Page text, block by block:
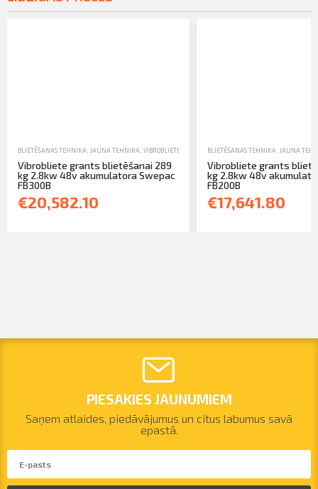
BLIETĒŠANAS TEHNIKA JAUNA TEHNIKA VIBROBLIETES
Vibrobliete grants blietēšanai 289
kg 2.8kw 48v akumulatora Swepac
FB300B
€20,582.10
BLIETĒŠANAS TEHNIKA JAUNA
Vibrobliete grants
kg 2.8kw 48v
FB200B
€17,641.80
PIESAKIES JAUNUMIEM
Saņem atlaides, piedāvājumus un citus labumus savā
epastā.